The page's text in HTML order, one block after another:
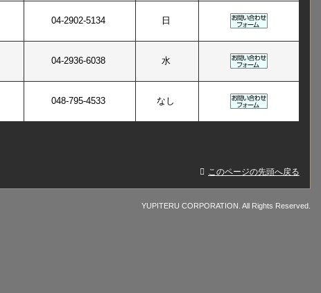
04-2902-5134 日
04-2936-6038 水
048-795-4533 なし
このページの先頭へ戻る
YUPITERU CORPORATION. All Rights Reserved.